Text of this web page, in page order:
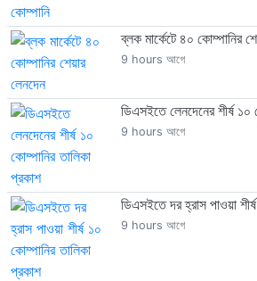
ব্লক মার্কেটে ৪০ কোম্পানির
9 hours আগে
ডিএসইতে লেনদেনের শীর্ষ ১০
9 hours আগে
ডিএসইতে দর হ্রাস পাওয়া
9 hours আগে